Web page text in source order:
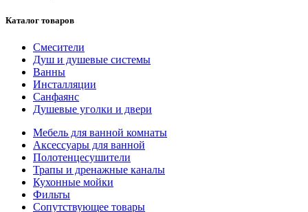
Каталог товаров
Смесители
Душ и душевые системы
Ванны
Инсталляции
Санфаянс
Душевые уголки и двери
Мебель для ванной комнаты
Аксессуары для ванной
Полотенцесушители
Трапы и дренажные каналы
Кухонные мойки
Фильты
Сопутствующее товары